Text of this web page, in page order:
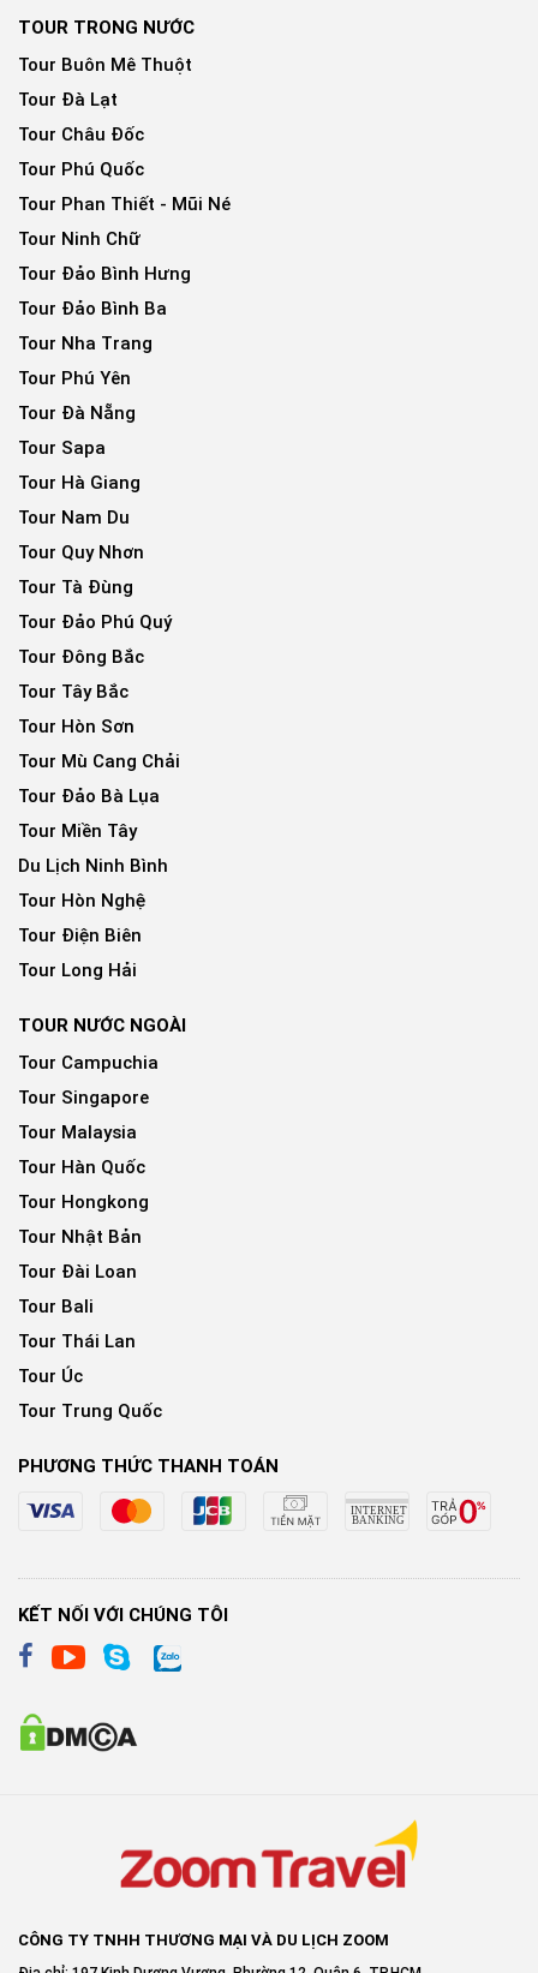
TOUR TRONG NƯỚC
Tour Buôn Mê Thuột
Tour Đà Lạt
Tour Châu Đốc
Tour Phú Quốc
Tour Phan Thiết - Mũi Né
Tour Ninh Chữ
Tour Đảo Bình Hưng
Tour Đảo Bình Ba
Tour Nha Trang
Tour Phú Yên
Tour Đà Nẵng
Tour Sapa
Tour Hà Giang
Tour Nam Du
Tour Quy Nhơn
Tour Tà Đùng
Tour Đảo Phú Quý
Tour Đông Bắc
Tour Tây Bắc
Tour Hòn Sơn
Tour Mù Cang Chải
Tour Đảo Bà Lụa
Tour Miền Tây
Du Lịch Ninh Bình
Tour Hòn Nghệ
Tour Điện Biên
Tour Long Hải
TOUR NƯỚC NGOÀI
Tour Campuchia
Tour Singapore
Tour Malaysia
Tour Hàn Quốc
Tour Hongkong
Tour Nhật Bản
Tour Đài Loan
Tour Bali
Tour Thái Lan
Tour Úc
Tour Trung Quốc
PHƯƠNG THỨC THANH TOÁN
KẾT NỐI VỚI CHÚNG TÔI
CÔNG TY TNHH THƯƠNG MẠI VÀ DU LỊCH ZOOM